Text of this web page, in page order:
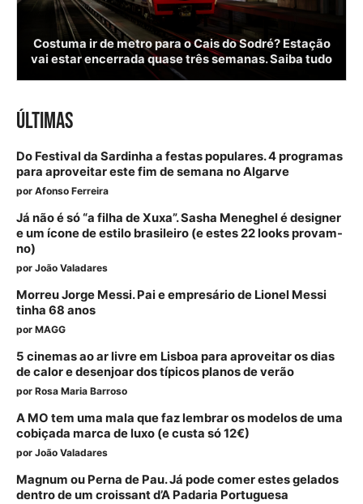
Costuma ir de metro para o Cais do Sodré? Estação
vai estar encerrada quase três semanas. Saiba tudo
ÚLTIMAS
Do Festival da Sardinha a festas populares. 4 programas
para aproveitar este fim de semana no Algarve
por Afonso Ferreira
Já não é só “a filha de Xuxa”. Sasha Meneghel é designer
e um ícone de estilo brasileiro (e estes 22 looks provam-
no)
por João Valadares
Morreu Jorge Messi. Pai e empresário de Lionel Messi
tinha 68 anos
por MAGG
5 cinemas ao ar livre em Lisboa para aproveitar os dias
de calor e desenjoar dos típicos planos de verão
por Rosa Maria Barroso
A MO tem uma mala que faz lembrar os modelos de uma
cobiçada marca de luxo (e custa só 12€)
por João Valadares
Magnum ou Perna de Pau. Já pode comer estes gelados
dentro de um croissant d’A Padaria Portuguesa